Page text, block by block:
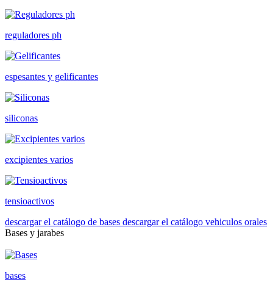
reguladores ph
espesantes y gelificantes
siliconas
excipientes varios
tensioactivos
descargar el catálogo de bases descargar el catálogo vehiculos orales
Bases y jarabes
bases